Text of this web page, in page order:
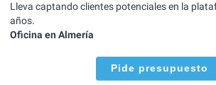
Lleva captando clientes potenciales en la
años.
Oficina en Almería
Pide presupuesto